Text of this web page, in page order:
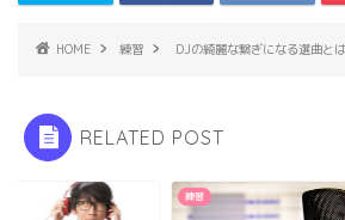
HOME 練習 DJの綺麗な繋ぎになる選曲と
RELATED POST
練習